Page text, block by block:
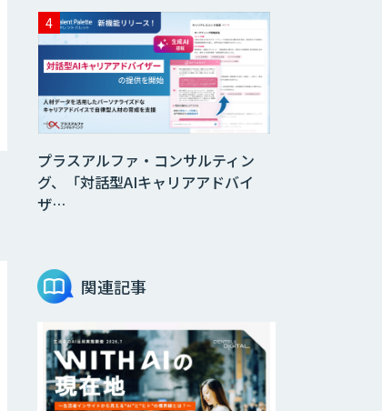
プラスアルファ・コンサルティン
グ、「対話型AIキャリアアドバイ
ザ…
関連記事